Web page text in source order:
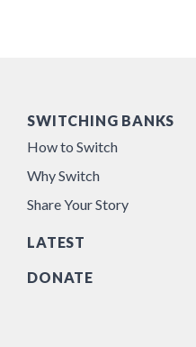
SWITCHING BANKS
How to Switch
Why Switch
Share Your Story
LATEST
DONATE